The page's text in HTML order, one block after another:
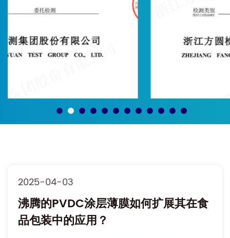
2025-04-03
沸腾的PVDC涂层薄膜如何扩展其在食
品包装中的应用？